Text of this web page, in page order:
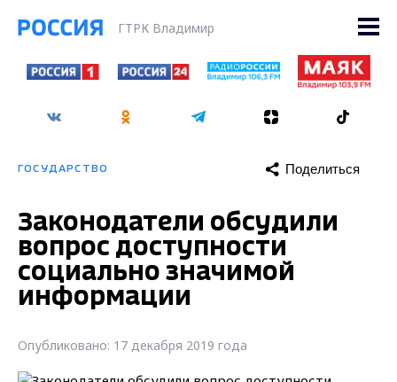
ГТРК Владимир
ГОСУДАРСТВО Поделиться
Законодатели обсудили
вопрос доступности
социально значимой
информации
Опубликовано: 17 декабря 2019 года